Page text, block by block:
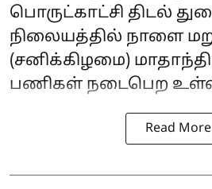
பொருட்காட்சி திடல்
நிலையத்தில் நாளை
(சனிக்கிழமை)
பணிகள் நடைபெற
Read More